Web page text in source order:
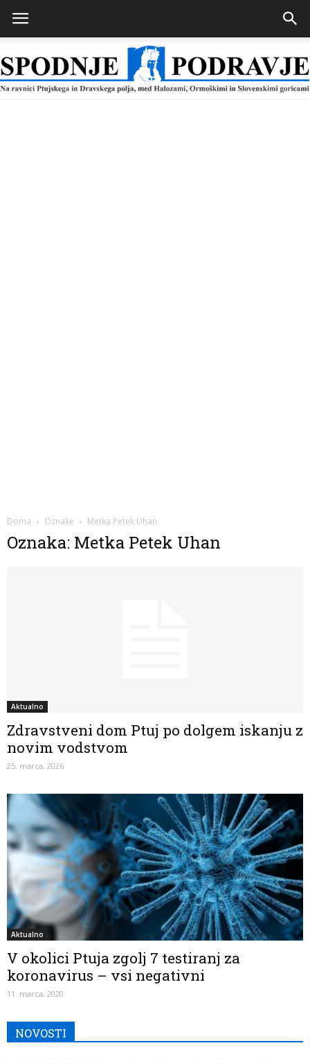
Doma Oznake Metka Petek Uhan
Oznaka: Metka Petek Uhan
Aktualno
Zdravstveni dom Ptuj po dolgem iskanju z
novim vodstvom
25. marca, 2026
Aktualno
V okolici Ptuja zgolj 7 testiranj za
koronavirus – vsi negativni
11. marca, 2020
NOVOSTI